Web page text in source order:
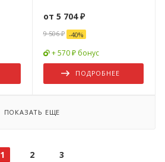
от 5 704 ₽
9 506 ₽ -40%
+ 570 ₽ бонус
ПОДРОБНЕЕ
ПОКАЗАТЬ ЕЩЕ
1 2 3